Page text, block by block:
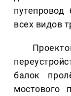
всех видов
балок
мостового